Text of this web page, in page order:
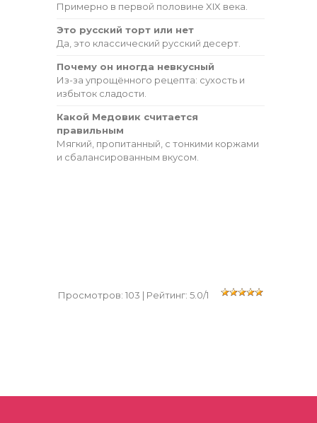
Примерно в первой половине XIX века.
Это русский торт или нет
Да, это классический русский десерт.
Почему он иногда невкусный
Из-за упрощённого рецепта: сухость и
избыток сладости.
Какой Медовик считается
правильным
Мягкий, пропитанный, с тонкими коржами
и сбалансированным вкусом.
Просмотров: 103 | Рейтинг: 5.0/1